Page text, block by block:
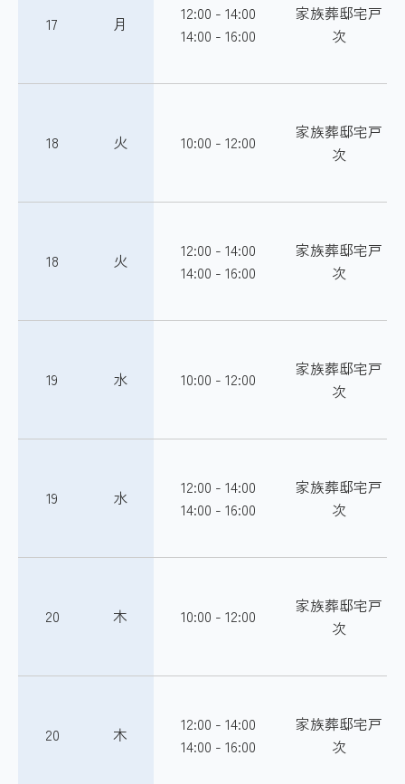
17 月
12:00 - 14:00
14:00 - 16:00
家族葬邸宅戸
次
18 火 10:00 - 12:00
家族葬邸宅戸
次
18 火
12:00 - 14:00
14:00 - 16:00
家族葬邸宅戸
次
19 水 10:00 - 12:00
家族葬邸宅戸
次
19 水
12:00 - 14:00
14:00 - 16:00
家族葬邸宅戸
次
20 木 10:00 - 12:00
家族葬邸宅戸
次
20 木
12:00 - 14:00
14:00 - 16:00
家族葬邸宅戸
次